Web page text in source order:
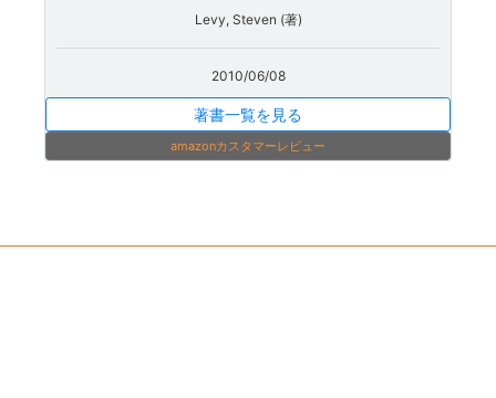
Levy, Steven (著)
2010/06/08
著書一覧を見る
amazonカスタマーレビュー